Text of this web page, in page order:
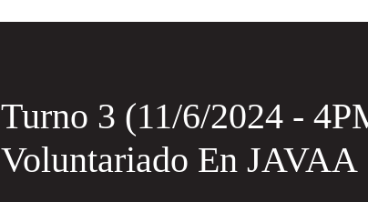
Turno 3 (11/6/2024 -
Voluntariado En JAVAA